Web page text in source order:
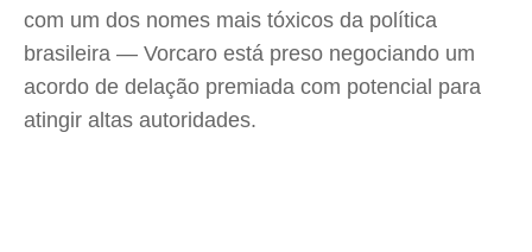
com um dos nomes mais tóxicos da política
brasileira — Vorcaro está preso negociando um
acordo de delação premiada com potencial para
atingir altas autoridades.